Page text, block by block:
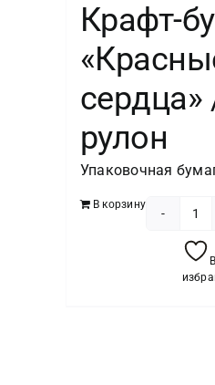
Крафт-
сердца»
рулон
Упаковочная
В корзину
В